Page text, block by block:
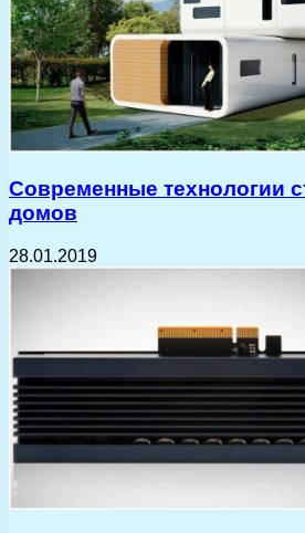
Современные технологии
домов
28.01.2019